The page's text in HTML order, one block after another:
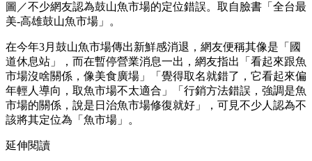
圖／不少網友認為鼓山魚市場的定位錯誤。取自臉書「全台最
美-高雄鼓山魚市場」。
在今年3月鼓山魚市場傳出新鮮感消退，網友便稱其像是「國
道休息站」，而在暫停營業消息一出，網友指出「看起來跟魚
市場沒啥關係，像美食廣場」「覺得取名就錯了，它看起來偏
年輕人導向，取魚市場不太適合」「行銷方法錯誤，強調是魚
市場的關係，說是日治魚市場修復就好」，可見不少人認為不
該將其定位為「魚市場」。
延伸閱讀